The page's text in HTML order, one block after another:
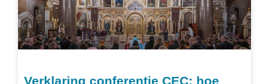
Verklaring conferentie CEC: hoe